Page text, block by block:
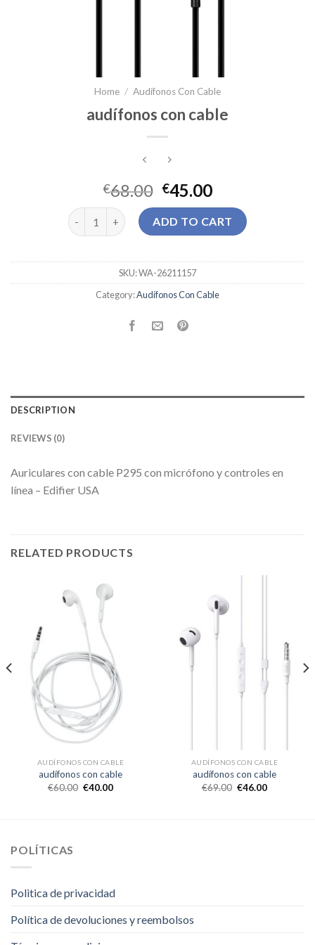
Home / Audífonos Con Cable
audífonos con cable
€68.00 €45.00
audífonos con cable quantity
ADD TO CART
SKU:WA-26211157
Category:Audífonos Con Cable
DESCRIPTION
REVIEWS (0)
Auriculares con cable P295 con micrófono y controles en
línea – Edifier USA
RELATED PRODUCTS
AUDÍFONOS CON CABLE
audífonos con cable
€60.00 €40.00
AUDÍFONOS CON CABLE
audífonos con cable
€69.00 €46.00
POLÍTICAS
Politica de privacidad
Política de devoluciones y reembolsos